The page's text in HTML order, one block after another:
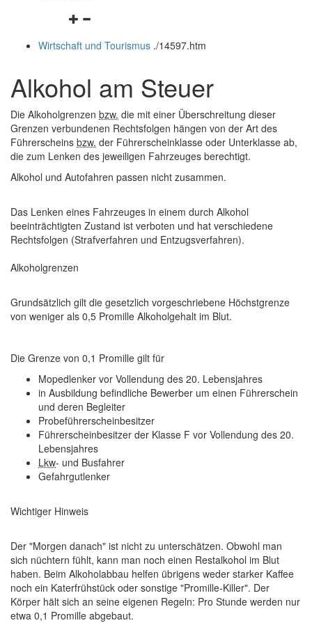
Navigationsmenü
und
Wirtschaft und Tourismus ./14597.htm
Alkohol am Steuer
Die Alkoholgrenzen bzw. die mit einer Überschreitung dieser
Grenzen verbundenen Rechtsfolgen hängen von der Art des
Führerscheins bzw. der Führerscheinklasse oder Unterklasse ab,
die zum Lenken des jeweiligen Fahrzeuges berechtigt.
Alkohol und Autofahren passen nicht zusammen.
Das Lenken eines Fahrzeuges in einem durch Alkohol
beeinträchtigten Zustand ist verboten und hat verschiedene
Rechtsfolgen (Strafverfahren und Entzugsverfahren).
Alkoholgrenzen
Grundsätzlich gilt die gesetzlich vorgeschriebene Höchstgrenze
von weniger als 0,5 Promille Alkoholgehalt im Blut.
Die Grenze von 0,1 Promille gilt für
Mopedlenker vor Vollendung des 20. Lebensjahres
in Ausbildung befindliche Bewerber um einen Führerschein
und deren Begleiter
Probeführerscheinbesitzer
Führerscheinbesitzer der Klasse F vor Vollendung des 20.
Lebensjahres
Lkw- und Busfahrer
Gefahrgutlenker
Wichtiger Hinweis
Der "Morgen danach" ist nicht zu unterschätzen. Obwohl man
sich nüchtern fühlt, kann man noch einen Restalkohol im Blut
haben. Beim Alkoholabbau helfen übrigens weder starker Kaffee
noch ein Katerfrühstück oder sonstige "Promille-Killer". Der
Körper hält sich an seine eigenen Regeln: Pro Stunde werden nur
etwa 0,1 Promille abgebaut.